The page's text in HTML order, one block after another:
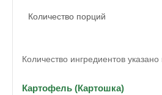
Количество порций
Количество ингредиентов
Картофель (Картошка)